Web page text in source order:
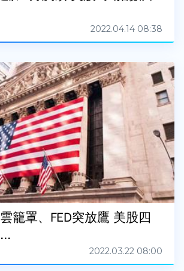
2022.04.14 08:38
籠罩、FED突放鷹 美股四
2022.03.22 08:00